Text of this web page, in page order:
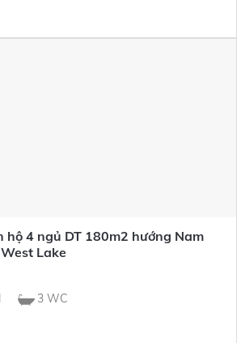
hộ 4 ngủ DT 180m2 hướng Nam
Lake
3 WC